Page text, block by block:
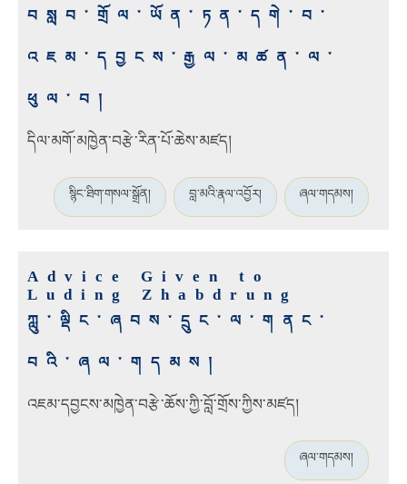
བསླབ་གྲོལ་ཡོན་ཏན་དགེ་བ་
འཇམ་དབྱངས་རྒྱལ་མཚན་ལ་
ཕུལ་བ།
དིལ་མགོ་མཁྱེན་བརྩེ་རིན་པོ་ཆེས་མཛད།
སྙིང་ཐིག་གསལ་སྒྲོན། བླ་མའི་རྣལ་འབྱོར། ཞལ་གདམས།
Advice Given to
Luding Zhabdrung
ཀླུ་ལྡིང་ཞབས་དྲུང་ལ་གནང་
བའི་ཞལ་གདམས།
འཇམ་དབྱངས་མཁྱེན་བརྩེ་ཆོས་ཀྱི་བློ་གྲོས་ཀྱིས་མཛད།
ཞལ་གདམས།